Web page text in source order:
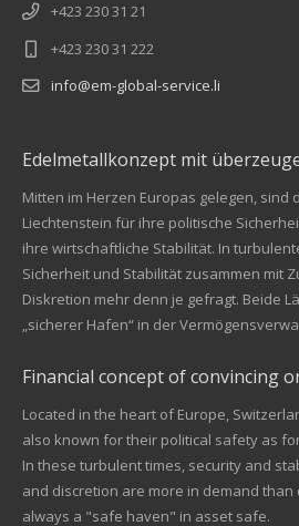
+423 230 31 21
+423 230 31 222
info@em-global-service.li
Edelmetallkonzept mit
Mitten im Herzen Europas gelegen, sind
Liechtenstein für ihre politische
ihre wirtschaftliche Stabilität. In
Sicherheit und Stabilität zusammen mit
Diskretion mehr denn je gefragt. Beide
„sicherer Hafen“ in der
Financial concept of convincing
Located in the heart of Europe,
also known for their political safety as
In these turbulent times, security and
and discretion are more in demand than
always a "safe haven" in asset safe.